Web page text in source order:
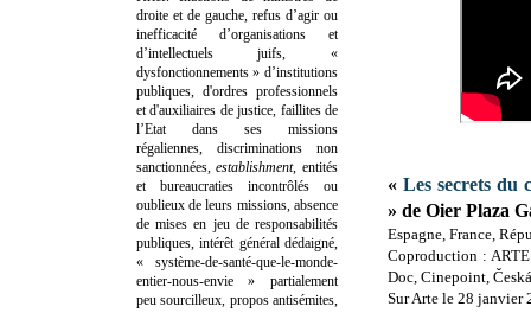
« Les secrets du
» de Oier Plaza
Espagne, France,
Coproduction :
Doc, Cinepoint,
Sur Arte le 28 janvier
droite et de gauche, refus d’agir ou
inefficacité d’organisations et
d’intellectuels juifs, «
dysfonctionnements » d’institutions
publiques, d'ordres professionnels
et d'auxiliaires de justice, faillites de
l’Etat dans ses missions
régaliennes, discriminations non
sanctionnées,establishment, entités
et bureaucraties incontrôlés ou
oublieux de leurs missions, absence
de mises en jeu de responsabilités
publiques, intérêt général dédaigné,
« système-de-santé-que-le-monde-
entier-nous-envie » partialement
peu sourcilleux, propos antisémites,